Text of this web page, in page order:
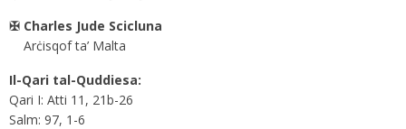
✠ Charles Jude Scicluna
Arċisqof ta’ Malta
Il-Qari tal-Quddiesa:
Qari I: Atti 11, 21b-26
Salm: 97, 1-6